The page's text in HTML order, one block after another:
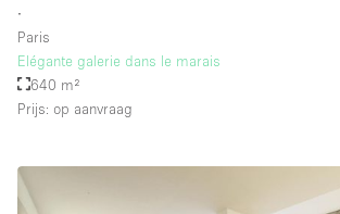
∙
Paris
Elégante galerie dans le marais
640 m²
Prijs: op aanvraag